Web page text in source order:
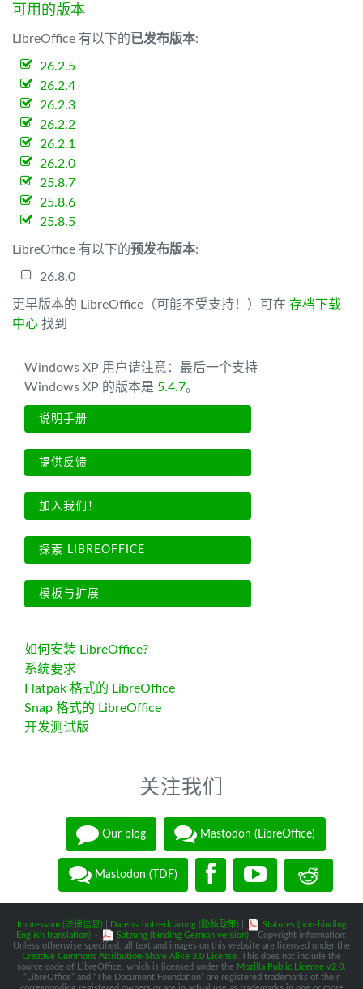
可用的版本
LibreOffice 有以下的已发布版本:
26.2.5
26.2.4
26.2.3
26.2.2
26.2.1
26.2.0
25.8.7
25.8.6
25.8.5
LibreOffice 有以下的预发布版本:
26.8.0
更早版本的 LibreOffice（可能不受支持！）可在 存档下载
中心 找到
Windows XP 用户请注意：最后一个支持
Windows XP 的版本是 5.4.7。
说明手册
提供反馈
加入我们！
探索 LIBREOFFICE
模板与扩展
如何安装 LibreOffice?
系统要求
Flatpak 格式的 LibreOffice
Snap 格式的 LibreOffice
开发测试版
关注我们
Our blog Mastodon (LibreOffice)
Mastodon (TDF)
Impressum (法律信息)| Datenschutzerklärung (隐私政策)|
Statutes (non-binding
English translation) - Satzung (binding German version)
| Copyright information:
Unless otherwise specified, all text and images on this website are licensed under the
Creative Commons Attribution-Share Alike 3.0 License . This does not include the
source code of LibreOffice, which is licensed under the Mozilla Public License v2.0
“LibreOffice” and “The Document Foundation” are registered trademarks of their